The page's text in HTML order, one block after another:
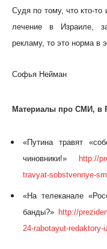
Судя по тому, что кто-то
лечение в Израиле,
рекламу, то это норма в
Софья Нейман
Материалы про СМИ, в
«Путина травят
чиновники!»
http://
travyat-sobstvennye-
«На телеканале
банды?» http://
24-rabotayut-redaktory-